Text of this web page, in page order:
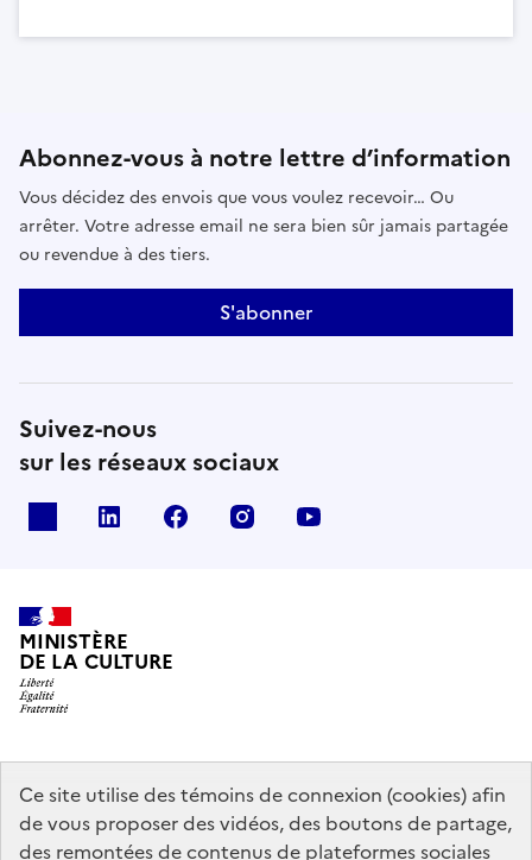
Ce site utilise des témoins de connexion (cookies) afin
de vous proposer des vidéos, des boutons de partage,
des remontées de contenus de plateformes sociales
Abonnez-vous à notre lettre d’information
Vous décidez des envois que vous voulez recevoir… Ou
arrêter. Votre adresse email ne sera bien sûr jamais partagée
ou revendue à des tiers.
S'abonner
Suivez-nous
sur les réseaux sociaux
linkedin facebook instagram
MINISTÈRE
DE LA CULTURE
data.gouv.fr legifrance.gouv.fr
info.gouv.fr
service-public.gouv.fr